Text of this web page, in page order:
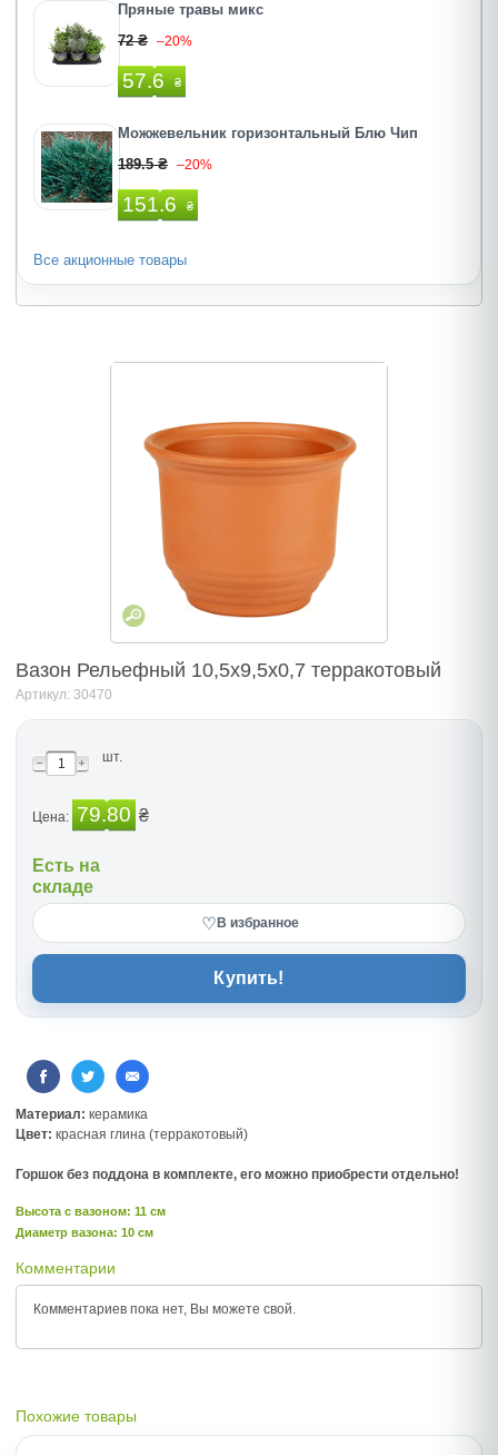
Пряные травы микс
72 ₴ –20%
57.6 ₴
Можжевельник горизонтальный Блю Чип
189.5 ₴ –20%
151.6 ₴
Все акционные товары
Вазон Рельефный 10,5х9,5х0,7 терракотовый
Артикул: 30470
шт.
Цена: 79.80 ₴
Есть на
складе
♡ В избранное
Купить!
Материал: керамика
Цвет: красная глина (терракотовый)
Горшок без поддона в комплекте, его можно приобрести отдельно!
Высота c вазоном: 11 см
Диаметр вазона: 10 см
Комментарии
Комментариев пока нет, Вы можете свой.
Похожие товары